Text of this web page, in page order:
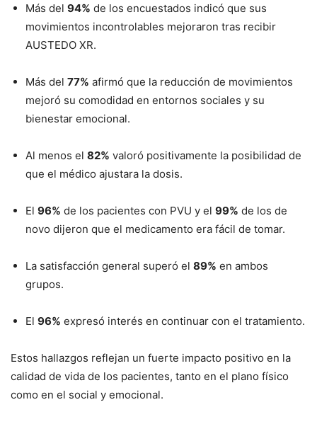
Más del 94% de los encuestados indicó que sus
movimientos incontrolables mejoraron tras recibir
AUSTEDO XR.
Más del 77% afirmó que la reducción de movimientos
mejoró su comodidad en entornos sociales y su
bienestar emocional.
Al menos el 82% valoró positivamente la posibilidad de
que el médico ajustara la dosis.
El 96% de los pacientes con PVU y el 99% de los de
novo dijeron que el medicamento era fácil de tomar.
La satisfacción general superó el 89% en ambos
grupos.
El 96% expresó interés en continuar con el tratamiento.
Estos hallazgos reflejan un fuerte impacto positivo en la
calidad de vida de los pacientes, tanto en el plano físico
como en el social y emocional.